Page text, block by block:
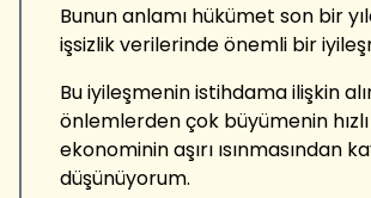
Bunun anlamı hükümet son bir
işsizlik verilerinde önemli bir
Bu iyileşmenin istihdama ilişkin
önlemlerden çok büyümenin
ekonominin aşırı ısınmasından
düşünüyorum.